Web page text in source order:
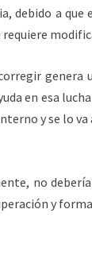
debido a que
genera
en esa
y se lo va
no
y